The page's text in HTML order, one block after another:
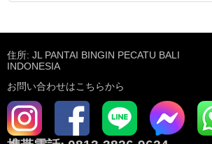
住所: JL PANTAI BINGIN PECATU BALI
INDONESIA
お問い合わせはこちらから